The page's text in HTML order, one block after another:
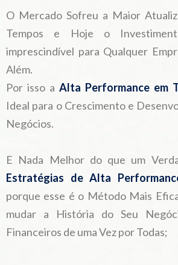
O Mercado Sofreu a Maior
Tempos e Hoje o
imprescindível para Qualquer
Além.
Por isso a Alta Performance em
Ideal para o Crescimento e
Negócios.
E Nada Melhor do que um
Estratégias de Alta
porque esse é o Método Mais
mudar a História do Seu
Financeiros de uma Vez por Todas;